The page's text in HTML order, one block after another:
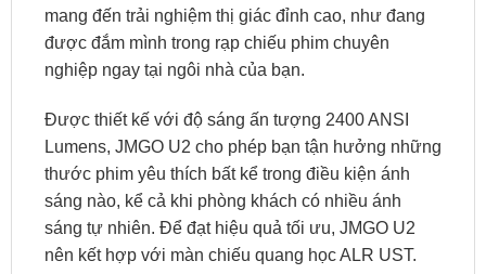
mang đến trải nghiệm thị giác đỉnh cao, như đang
được đắm mình trong rạp chiếu phim chuyên
nghiệp ngay tại ngôi nhà của bạn.
Được thiết kế với độ sáng ấn tượng 2400 ANSI
Lumens, JMGO U2 cho phép bạn tận hưởng những
thước phim yêu thích bất kể trong điều kiện ánh
sáng nào, kể cả khi phòng khách có nhiều ánh
sáng tự nhiên. Để đạt hiệu quả tối ưu, JMGO U2
nên kết hợp với màn chiếu quang học ALR UST.